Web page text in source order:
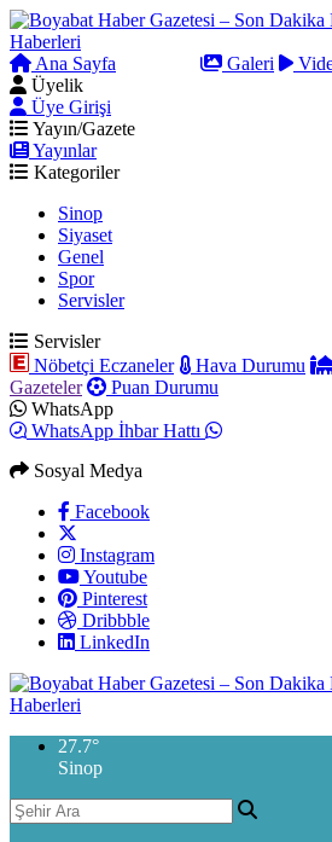
Ana Sayfa Galeri
Üyelik
Üye Girişi
Yayın/Gazete
Yayınlar
Kategoriler
Sinop
Siyaset
Genel
Spor
Servisler
Servisler
Nöbetçi Eczaneler
Hava Durumu
Gazeteler
Puan Durumu
WhatsApp
WhatsApp İhbar Hattı
Sosyal Medya
Facebook
Instagram
Youtube
Pinterest
Dribbble
LinkedIn
27.7°
Sinop